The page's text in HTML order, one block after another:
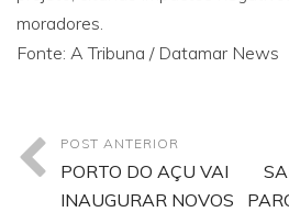
moradores.
Fonte: A Tribuna / Datamar News
POST ANTERIOR
PORTO DO AÇU VAI
INAUGURAR NOVOS